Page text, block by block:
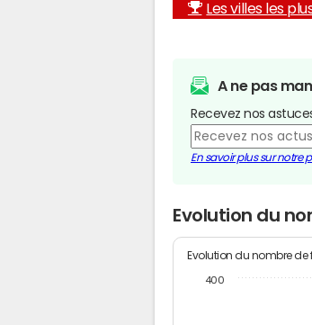
Les villes les
A ne pas
Recevez nos
En savoir plus sur notre
Evolution du
Evolution du nombre de
400